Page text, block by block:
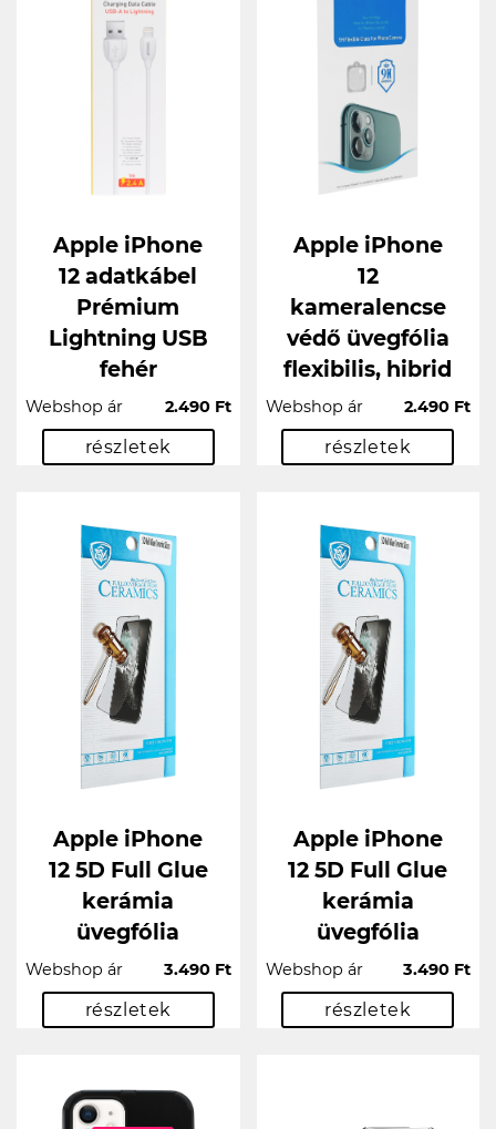
Apple iPhone
12 adatkábel
Prémium
Lightning USB
fehér
Webshop ár 2.490 Ft
részletek
Apple iPhone
12
kameralencse
védő üvegfólia
flexibilis, hibrid
Webshop ár 2.490 Ft
részletek
Apple iPhone
12 5D Full Glue
kerámia
üvegfólia
Webshop ár 3.490 Ft
részletek
Apple iPhone
12 5D Full Glue
kerámia
üvegfólia
Webshop ár 3.490 Ft
részletek